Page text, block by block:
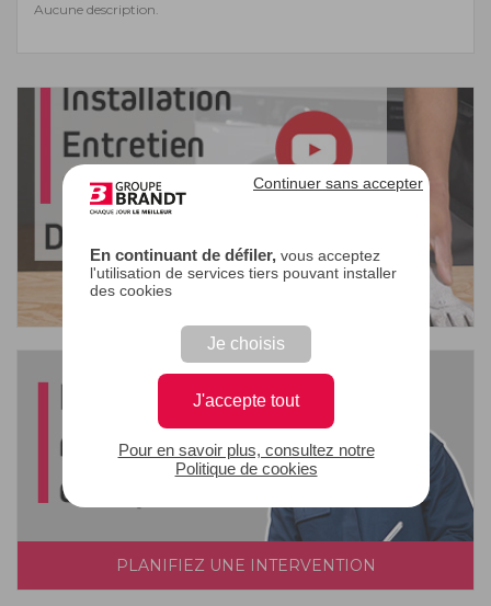
En continuant de défiler,vous acceptez
l'utilisation de services tiers pouvant installer
des cookies
Je choisis
J'accepte tout
Continuer sans accepter
Pour en savoir plus, consultez notre
Politique de cookies
Aucune description.
PLANIFIEZ UNE INTERVENTION